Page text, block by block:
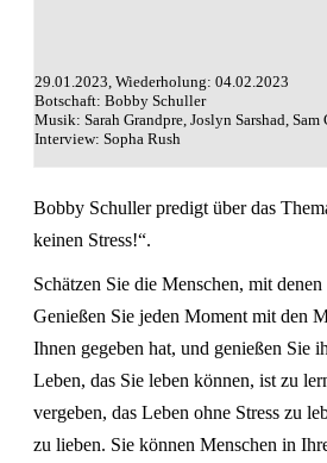
29.01.2023, Wiederholung: 04.02.2023
Botschaft: Bobby Schuller
Musik: Sarah Grandpre, Joslyn Sarshad,
Interview: Sopha Rush
Bobby Schuller predigt über das
keinen Stress!“.
Schätzen Sie die Menschen, mit
Genießen Sie jeden Moment mit den
Ihnen gegeben hat, und genießen Sie
Leben, das Sie leben können, ist zu
vergeben, das Leben ohne Stress zu
zu lieben. Sie können Menschen in